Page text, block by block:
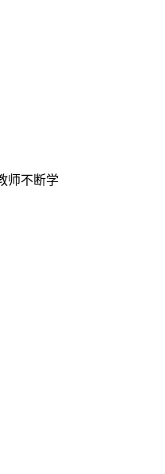
师不断学